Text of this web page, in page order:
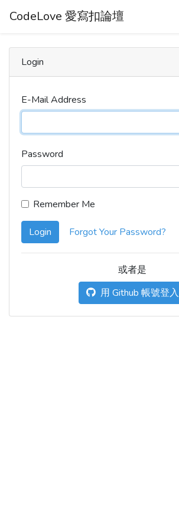
CodeLove 愛寫扣論壇
Login
E-Mail Address
Password
Remember Me
Login Forgot Your Password?
或者是
用 Github 帳號登入